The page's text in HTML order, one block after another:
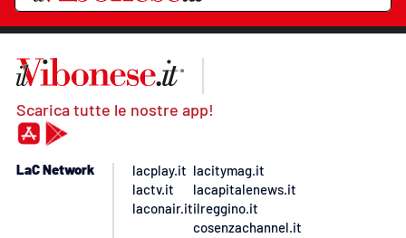
Scarica tutte le nostre app!
LaC Network
lacplay.it
lactv.it
laconair.it
lacitymag.it
lacapitalenews.it
ilreggino.it
cosenzachannel.it